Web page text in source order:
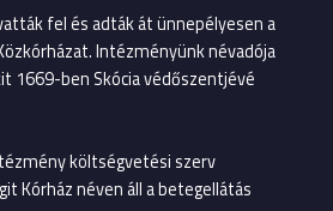
fel és adták át ünnepélyesen a
Intézményünk névadója
1669-ben Skócia védőszentjévé
költségvetési szerv
Kórház néven áll a betegellátás